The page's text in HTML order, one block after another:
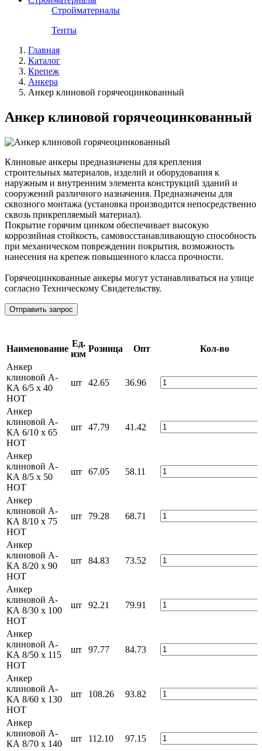
Стройматериалы
Тенты
Главная
Каталог
Крепеж
Анкера
Анкер клиновой горячеоцинкованный
Анкер клиновой горячеоцинкованный
Клиновые анкеры предназначены для крепления
строительных материалов, изделий и оборудования к
наружным и внутренним элемента конструкций зданий и
сооружений различного назначения. Предназначены для
сквозного монтажа (установка производится непосредственно
сквозь прикрепляемый материал).
Покрытие горячим цинком обеспечивает высокую
коррозийная стойкость, самовосстанавливающую способность
при механическом повреждении покрытия, возможность
нанесения на крепеж повышенного класса прочности.
Горячеоцинкованные анкеры могут устанавливаться на улице
согласно Техническому Свидетельству.
Отправить запрос
Наименование
Ед.
изм
Розница Опт
Кол-во
Анкер
клиновой А-
КА 6/5 x 40
HOT
шт 42.65 36.96
Анкер
клиновой А-
КА 6/10 x 65
HOT
шт 47.79 41.42
Анкер
клиновой А-
КА 8/5 x 50
HOT
шт 67.05 58.11
Анкер
клиновой А-
КА 8/10 x 75
HOT
шт 79.28 68.71
Анкер
клиновой А-
КА 8/20 x 90
HOT
шт 84.83 73.52
Анкер
клиновой А-
КА 8/30 x 100
HOT
шт 92.21 79.91
Анкер
клиновой А-
КА 8/50 x 115
HOT
шт 97.77 84.73
Анкер
клиновой А-
КА 8/60 x 130
HOT
шт 108.26 93.82
Анкер
клиновой А-
КА 8/70 x 140
шт 112.10 97.15